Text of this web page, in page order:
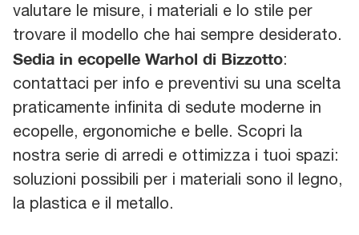
valutare le misure, i materiali e lo stile per
trovare il modello che hai sempre desiderato.
Sedia in ecopelle Warhol di Bizzotto:
contattaci per info e preventivi su una scelta
praticamente infinita di sedute moderne in
ecopelle, ergonomiche e belle. Scopri la
nostra serie di arredi e ottimizza i tuoi spazi:
soluzioni possibili per i materiali sono il legno,
la plastica e il metallo.